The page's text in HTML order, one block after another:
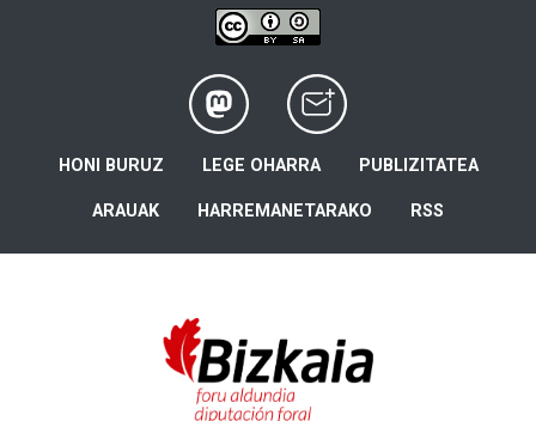
HONI BURUZ LEGE OHARRA PUBLIZITATEA
ARAUAK HARREMANETARAKO RSS